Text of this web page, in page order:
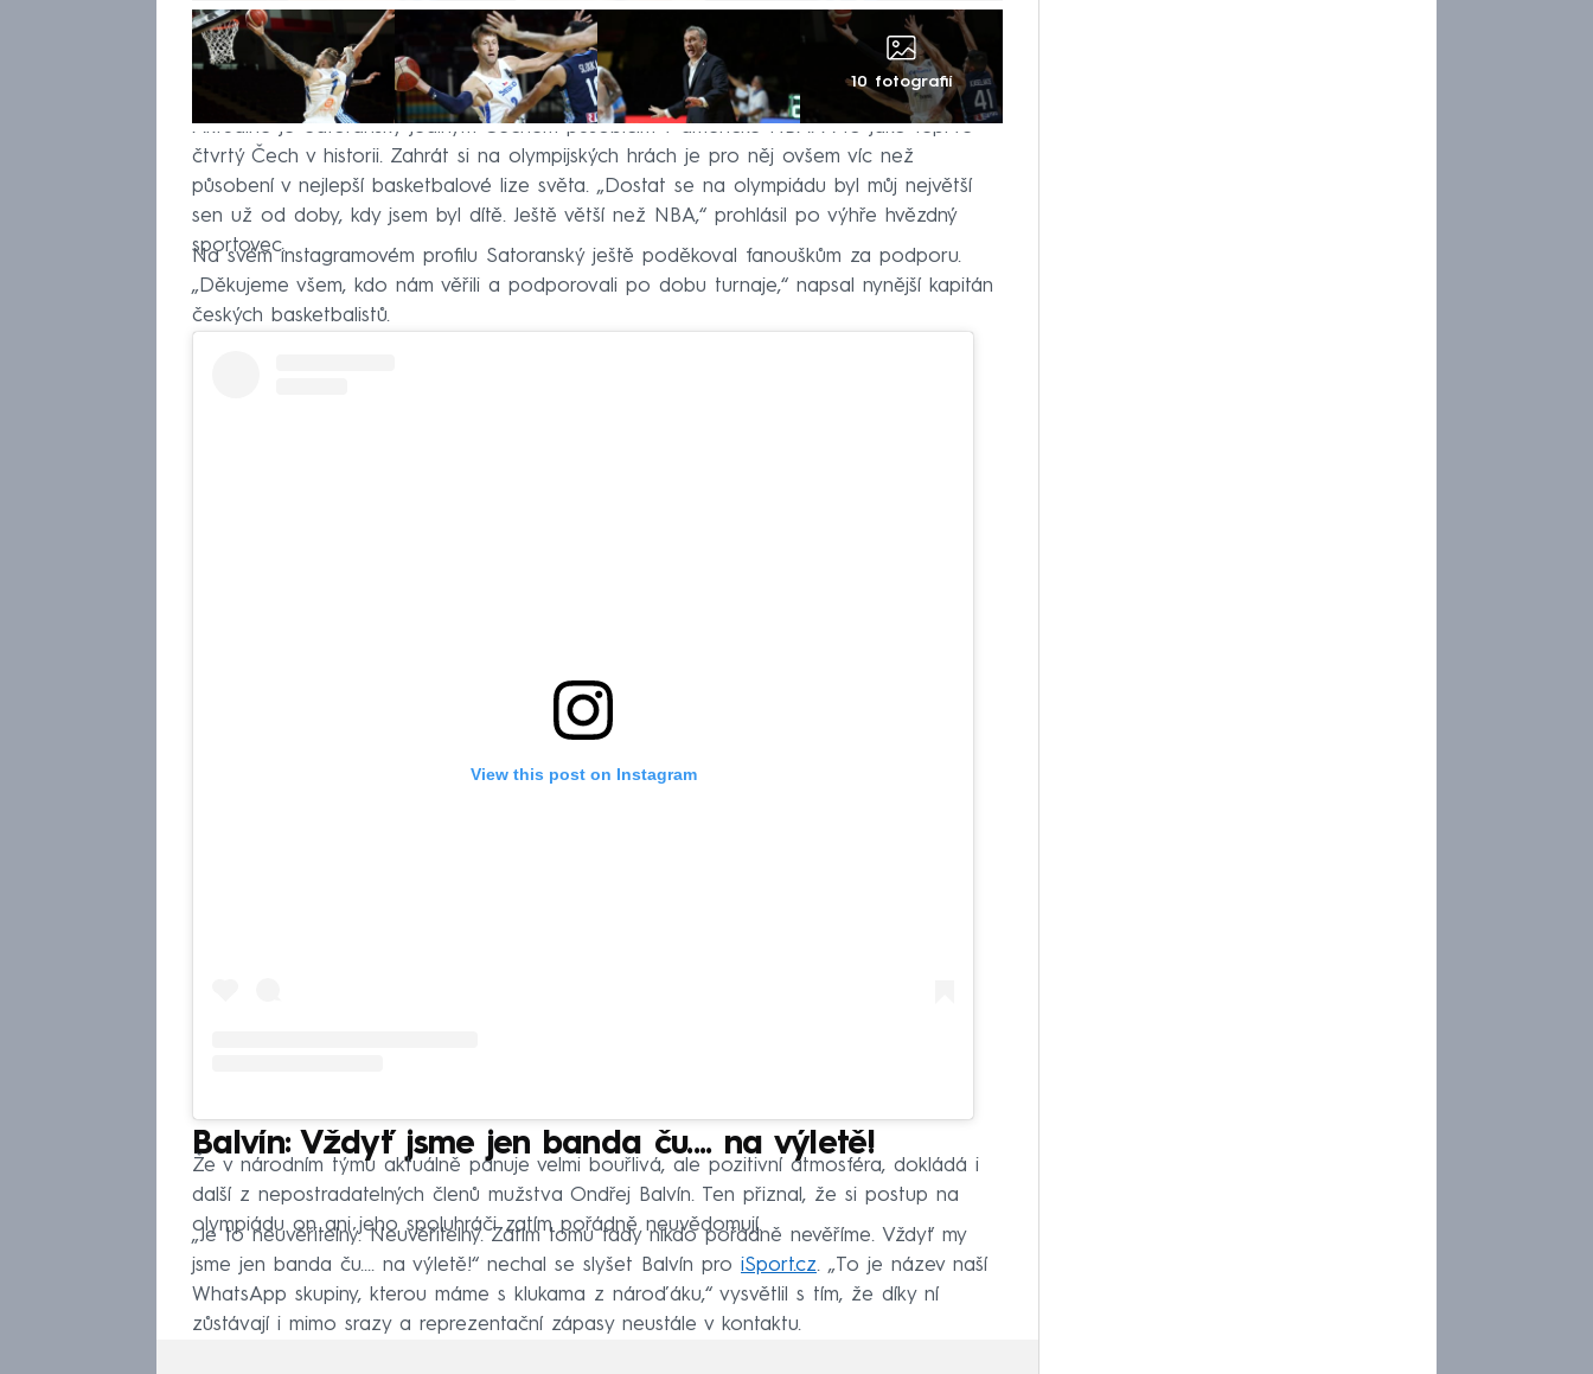
10 fotografií
Aktuálně je Satoranský jediným Čechem působícím v americké NBA. A to jako teprve
čtvrtý Čech v historii. Zahrát si na olympijských hrách je pro něj ovšem víc než
působení v nejlepší basketbalové lize světa. „Dostat se na olympiádu byl můj největší
sen už od doby, kdy jsem byl dítě. Ještě větší než NBA,“ prohlásil po výhře hvězdný
sportovec.
Na svém instagramovém profilu Satoranský ještě poděkoval fanouškům za podporu.
„Děkujeme všem, kdo nám věřili a podporovali po dobu turnaje,“ napsal nynější kapitán
českých basketbalistů.
View this post on Instagram
Balvín: Vždyť jsme jen banda ču.... na výletě!
Že v národním týmu aktuálně panuje velmi bouřlivá, ale pozitivní atmosféra, dokládá i
další z nepostradatelných členů mužstva Ondřej Balvín. Ten přiznal, že si postup na
olympiádu on ani jeho spoluhráči zatím pořádně neuvědomují.
„Je to neuvěřitelný. Neuvěřitelný. Zatím tomu tady nikdo pořádně nevěříme. Vždyť my
jsme jen banda ču.... na výletě!“ nechal se slyšet Balvín pro iSport.cz. „To je název naší
WhatsApp skupiny, kterou máme s klukama z nároďáku,“ vysvětlil s tím, že díky ní
zůstávají i mimo srazy a reprezentační zápasy neustále v kontaktu.